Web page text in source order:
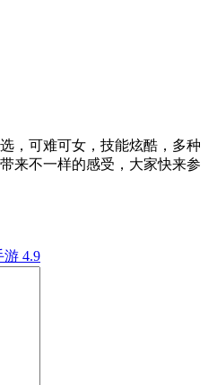
，可难可女，技能炫酷，多种
来不一样的感受，大家快来参
游 4.9